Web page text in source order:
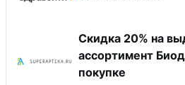
Скидка 20% на
ассортимент
покупке